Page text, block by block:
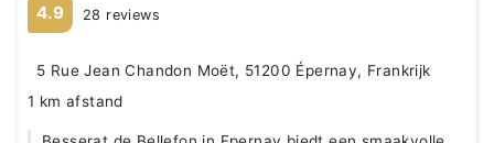
4.9 28 reviews
5 Rue Jean Chandon Moët, 51200 Épernay, Frankrijk
1 km afstand